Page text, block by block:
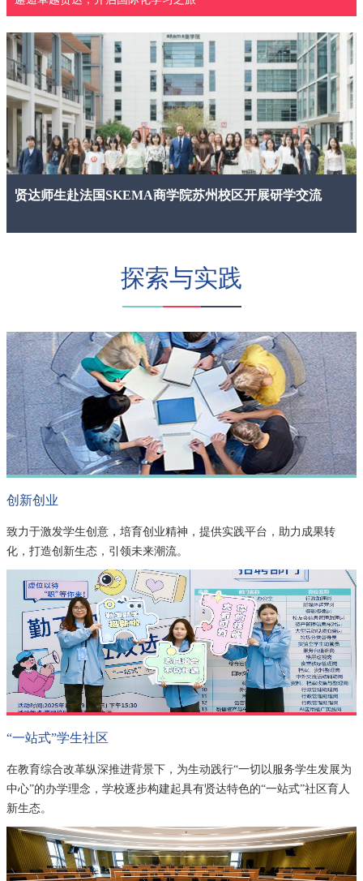
贤达师生赴法国SKEMA商学院苏州校区开展研学交流
探索与实践
创新创业
致力于激发学生创意，培育创业精神，提供实践平台，助力成果转
化，打造创新生态，引领未来潮流。
“一站式”学生社区
在教育综合改革纵深推进背景下，为生动践行“一切以服务学生发展为
中心”的办学理念，学校逐步构建起具有贤达特色的“一站式”社区育人
新生态。